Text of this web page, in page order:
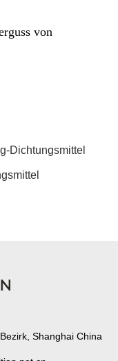
von
Dichtungsmittel
Shanghai China